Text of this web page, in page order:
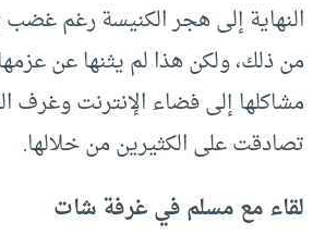
النهاية إلى هجر الكنيسة رغم
من ذلك، ولكن هذا لم يثنها عن
مشاكلها إلى فضاء الإنترنت وغرف
تصادقت على الكثيرين من خلالها.
لقاء مع مسلم في غرفة شات